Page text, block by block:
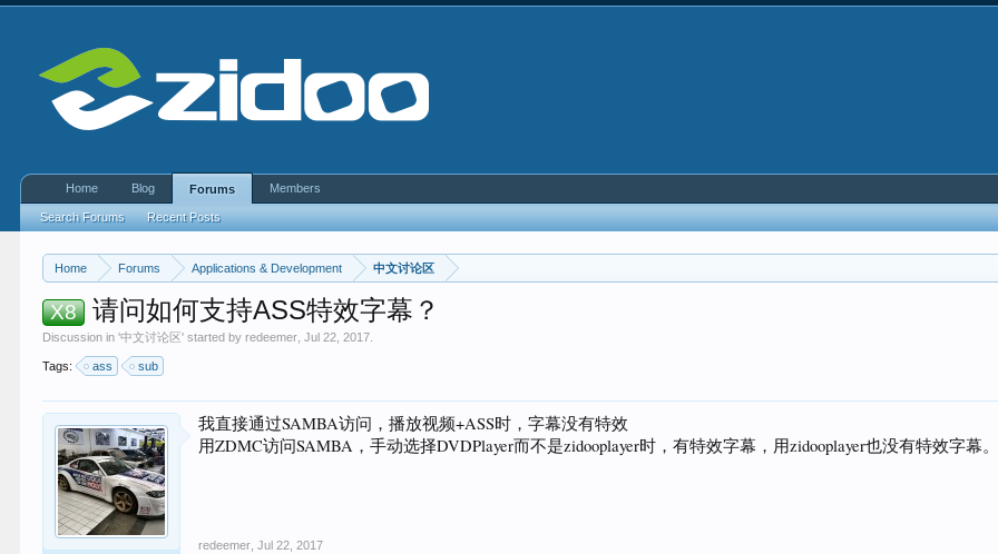
Home Forums Applications & Development 中文讨论区
X8 请问如何支持ASS特效字幕？
Discussion in '中文讨论区' started byredeemer ,Jul 22, 2017
Tags: ass sub
我直接通过SAMBA访问，播放视频+ASS时，字幕没有特效
用ZDMC访问SAMBA，手动选择DVDPlayer而不是zidooplayer时，有特效字幕，用zidooplayer也没有特效字幕
redeemer Jul 22, 2017
Home Blog Forums
Search Forums Recent Posts
Members